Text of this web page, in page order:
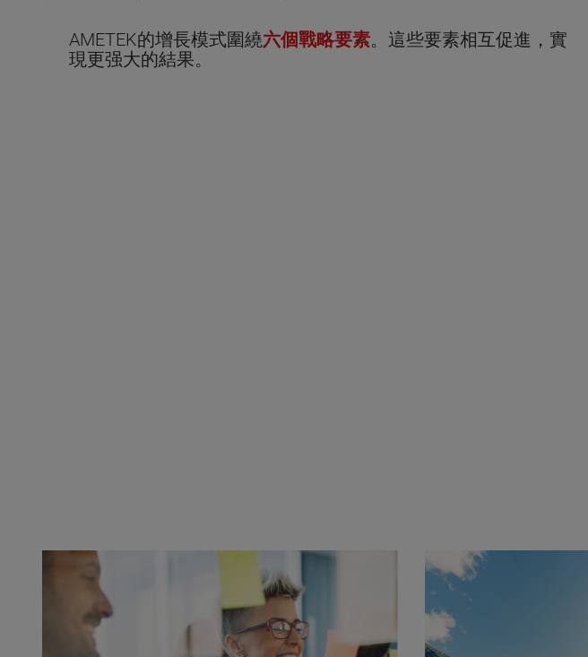
AMETEK的增長模式圍繞六個戰略要素。這些要素相互促進，實
現更强大的結果。